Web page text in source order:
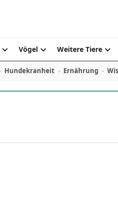
Vögel Weitere Tiere
Hundekranheit Ernährung